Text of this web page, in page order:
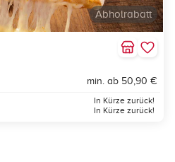
Abholrabatt
min. ab 50,90 €
In Kürze zurück!
In Kürze zurück!